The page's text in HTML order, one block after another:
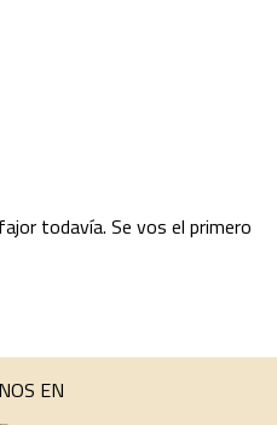
todavía. Se vos el primero
EN